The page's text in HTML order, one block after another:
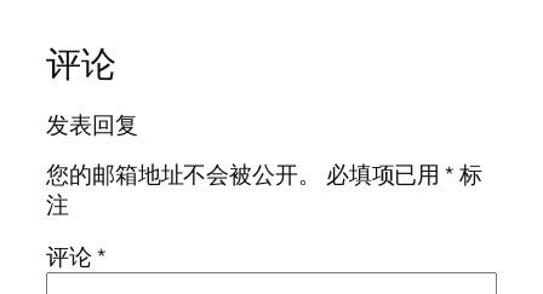
评论
发表回复
您的邮箱地址不会被公开。
必填项已用*标
注
评论*